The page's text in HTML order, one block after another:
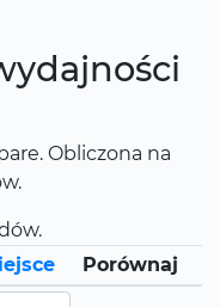
Obliczona na
Porównaj